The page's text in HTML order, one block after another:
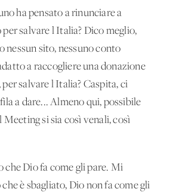
ha pensato a rinunciare a
per salvare l'Italia? Dico meglio,
nessun sito, nessuno conto
a raccogliere una donazione
salvare l'Italia? Caspita, ci
a dare... Almeno qui, possibile
si sia così venali, così
Dio fa come gli pare. Mi
è sbagliato, Dio non fa come gli